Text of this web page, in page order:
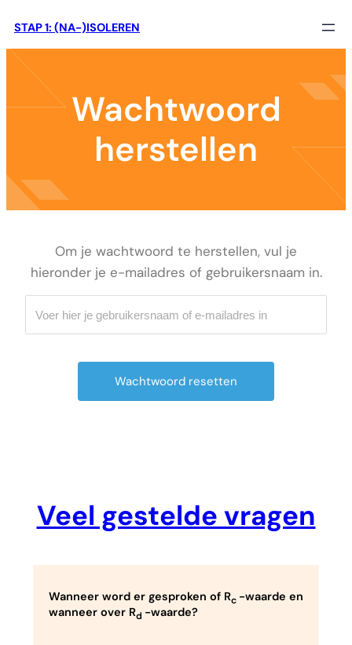
naar
de
inhoud
STAP 1: (NA-)ISOLEREN
Wachtwoord
herstellen
Om je wachtwoord te herstellen, vul je
hieronder je e-mailadres of gebruikersnaam in.
Veel gestelde vragen
Wanneer word er gesproken of Rc -waarde en
wanneer over Rd -waarde?